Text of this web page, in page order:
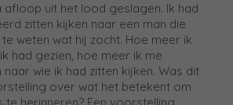
afloop uit het lood geslagen. Ik had
zitten kijken naar een man die
weten wat hij zocht. Hoe meer ik
had gezien, hoe meer ik me
wie ik had zitten kijken. Was dit
over wat het betekent om